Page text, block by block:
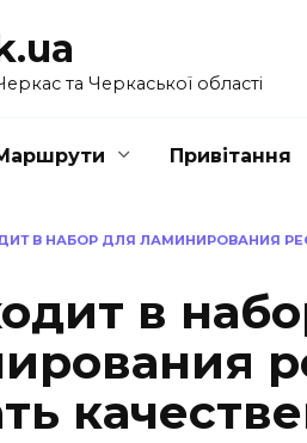
та Черкаської області
Привітання
В НАБОР ДЛЯ ЛАМИНИРОВАНИЯ
в